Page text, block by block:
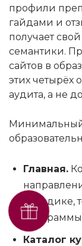
профили
гайдами и
получает
семантики.
сайтов в
этих четырёх
аудита, а не
Минимальный
Главная.
методике,
Каталог